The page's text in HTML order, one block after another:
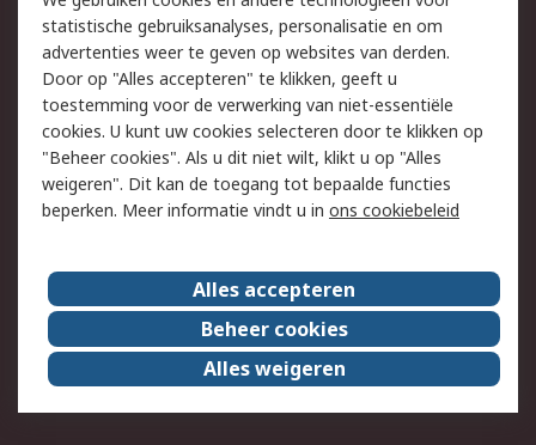
Wettelijk
Cookiebeleid
Email veiligheid
Privacybeleid -
Bijgewerkt
Websitevoorwaarden
Algemene
verkoopvoorwaarden
Over RS
RS Group
Over ons
RS wereldwijd
Werken bij RS
ESG
statistische gebruiksanalyses, personalisatie en om
advertenties weer te geven op websites van derden.
Door op "Alles accepteren" te klikken, geeft u
toestemming voor de verwerking van niet-essentiële
cookies. U kunt uw cookies selecteren door te klikken op
"Beheer cookies". Als u dit niet wilt, klikt u op "Alles
weigeren". Dit kan de toegang tot bepaalde functies
beperken. Meer informatie vindt u in ons cookiebeleid
Alles accepteren
Beheer cookies
Alles weigeren